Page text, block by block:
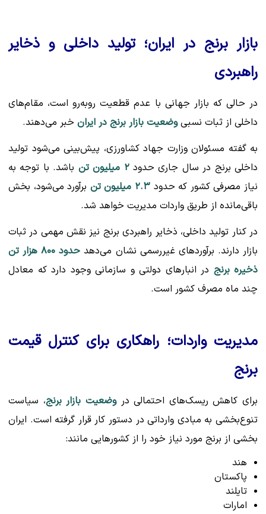
بازار برنج در ایران؛ تولید داخلی و ذخایر
راهبردی
در حالی که بازار جهانی با عدم قطعیت روبه‌رو است، مقام‌های
داخلی از ثبات نسبیوضعیت بازار برنج در ایران خبر می‌دهند.
به گفته مسئولان وزارت جهاد کشاورزی، پیش‌بینی می‌شود تولید
داخلی برنج در سال جاری حدود۲ میلیون تن
باشد. با توجه به
نیاز مصرفی کشور که حدود ۲.۳ میلیون تن
برآورد می‌شود، بخش
باقی‌مانده از طریق واردات مدیریت خواهد شد.
در کنار تولید داخلی، ذخایر راهبردی برنج نیز نقش مهمی در ثبات
بازار دارند. برآوردهای غیررسمی نشان می‌دهد
حدود ۸۰۰ هزار تن
ذخیره برنج در انبارهای دولتی و سازمانی وجود دارد که معادل
چند ماه مصرف کشور است.
مدیریت واردات؛ راهکاری برای کنترل قیمت
برنج
برای کاهش ریسک‌های احتمالی دروضعیت بازار برنج، سیاست
تنوع‌بخشی به مبادی وارداتی در دستور کار قرار گرفته است. ایران
بخشی از برنج مورد نیاز خود را از کشورهایی مانند:
هند
پاکستان
تایلند
امارات